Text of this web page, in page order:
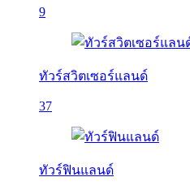
9
ทัวร์สวิตเซอร์แลนด์
37
ทัวร์ฟินแลนด์